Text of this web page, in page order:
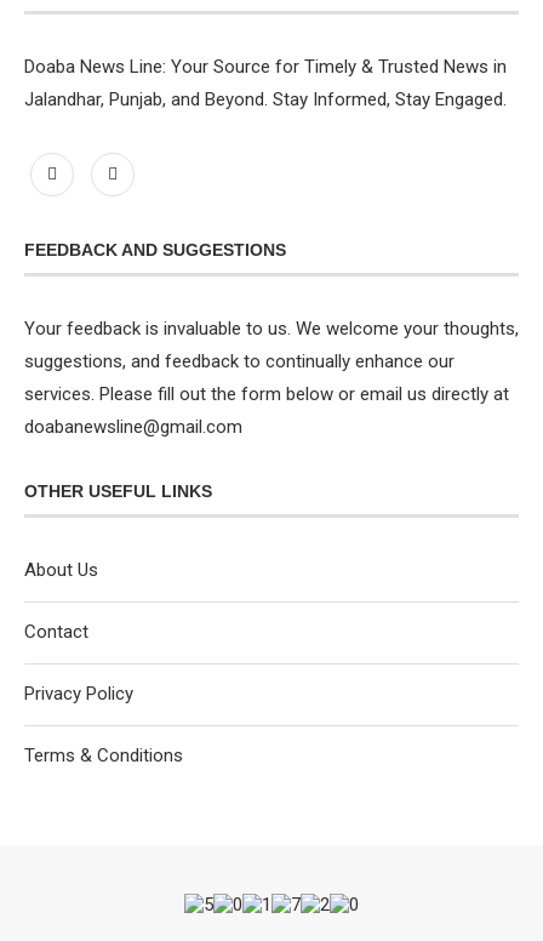
Doaba News Line: Your Source for Timely & Trusted News in
Jalandhar, Punjab, and Beyond. Stay Informed, Stay Engaged.
FEEDBACK AND SUGGESTIONS
Your feedback is invaluable to us. We welcome your thoughts,
suggestions, and feedback to continually enhance our
services. Please fill out the form below or email us directly at
doabanewsline@gmail.com
OTHER USEFUL LINKS
About Us
Contact
Privacy Policy
Terms & Conditions